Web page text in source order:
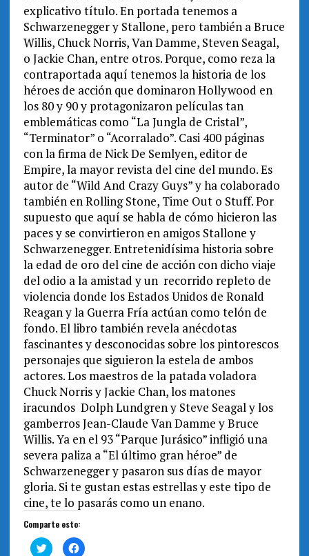
explicativo título. En portada tenemos a
Schwarzenegger y Stallone, pero también a Bruce
Willis, Chuck Norris, Van Damme, Steven Seagal,
o Jackie Chan, entre otros. Porque, como reza la
contraportada aquí tenemos la historia de los
héroes de acción que dominaron Hollywood en
los 80 y 90 y protagonizaron películas tan
emblemáticas como “La Jungla de Cristal”,
“Terminator” o “Acorralado”. Casi 400 páginas
con la firma de Nick De Semlyen, editor de
Empire, la mayor revista del cine del mundo. Es
autor de “Wild And Crazy Guys” y ha colaborado
también en Rolling Stone, Time Out o Stuff. Por
supuesto que aquí se habla de cómo hicieron las
paces y se convirtieron en amigos Stallone y
Schwarzenegger. Entretenidísima historia sobre
la edad de oro del cine de acción con dicho viaje
del odio a la amistad y un recorrido repleto de
violencia donde los Estados Unidos de Ronald
Reagan y la Guerra Fría actúan como telón de
fondo. El libro también revela anécdotas
fascinantes y desconocidas sobre los pintorescos
personajes que siguieron la estela de ambos
actores. Los maestros de la patada voladora
Chuck Norris y Jackie Chan, los matones
iracundos Dolph Lundgren y Steve Seagal y los
gamberros Jean-Claude Van Damme y Bruce
Willis. Ya en el 93 “Parque Jurásico” infligió una
severa paliza a “El último gran héroe” de
Schwarzenegger y pasaron sus días de mayor
gloria. Si te gustan estas estrellas y este tipo de
cine, te lo pasarás como un enano.
Comparte esto:
H
H